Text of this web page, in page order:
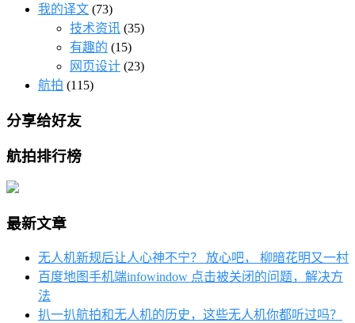
我的译文 (73)
技术资讯 (35)
有趣的 (15)
网页设计 (23)
航拍 (115)
分享给好友
航拍排行榜
最新文章
无人机新规后让人心神不宁？ 放心吧， 柳暗花明又一村
百度地图手机端infowindow 点击被关闭的问题，解决方
法
扒一扒航拍和无人机的历史，这些无人机你都听过吗？